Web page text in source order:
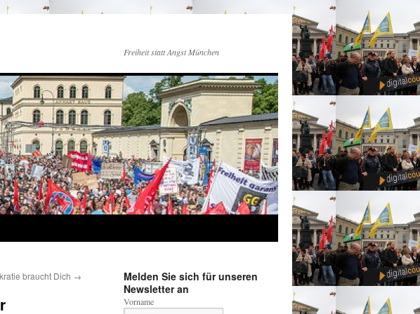
Freiheit statt Angst München
braucht Dich →
Melden Sie sich für unseren
Newsletter an
Vorname